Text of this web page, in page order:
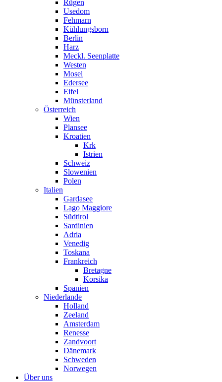
Rügen
Usedom
Fehmarn
Kühlungsborn
Berlin
Harz
Meckl. Seenplatte
Westen
Mosel
Edersee
Eifel
Münsterland
Österreich
Wien
Plansee
Kroatien
Krk
Istrien
Schweiz
Slowenien
Polen
Italien
Gardasee
Lago Maggiore
Südtirol
Sardinien
Adria
Venedig
Toskana
Frankreich
Bretagne
Korsika
Spanien
Niederlande
Holland
Zeeland
Amsterdam
Renesse
Zandvoort
Dänemark
Schweden
Norwegen
Über uns